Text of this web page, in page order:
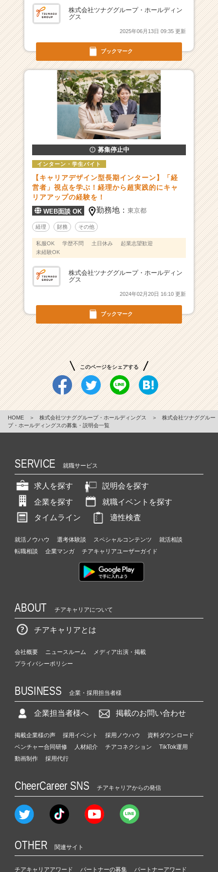
リ
ュ
カ
ン
パ
ニ
ー
で
す
|
ン
チ
ャ
ー・
成
長
企
業
か
カ
ウ
く
イ
チ
ア
ャ
リ
ア
e
e
r
e
r）
ブックマーク
株式会社ツナググループ・ホールディン
グス
2025年06月13日 09:35 更新
ブックマーク
募集停止中
インターン・学生バイト
【キャリアデザイン型長期インターン】「経
営者」視点を学ぶ！経理から超実践的にキャ
リアアップの経験を！
WEB面談 OK 勤務地：東京都
経理 財務 その他
私服OK 学歴不問 土日休み
起業志望歓迎
未経験OK
株式会社ツナググループ・ホールディン
グス
2024年02月20日 16:10 更新
このページをシェアする
HOME ＞ 株式会社ツナググループ・ホールディングス ＞
株式会社ツナググルー
プ・ホールディングスの募集・説明会一覧
SERVICE 就職サービス
求人を探す
説明会を探す
企業を探す
就職イベントを探す
タイムライン
適性検査
就活ノウハウ 選考体験談 スペシャルコンテンツ
就活相談
転職相談
企業マンガ チアキャリアユーザーガイド
ABOUT チアキャリアについて
チアキャリアとは
会社概要 ニュースルーム
メディア出演・掲載
プライバシーポリシー
BUSINESS 企業・採用担当者様
企業担当者様へ 掲載のお問い合わせ
掲載企業様の声 採用イベント 採用ノウハウ
資料ダウンロード
ベンチャー合同研修
人材紹介 チアコネクション
TikTok運用
動画制作
採用代行
CheerCareer SNS チアキャリアからの発信
OTHER 関連サイト
チアキャリアアワード パートナーの募集 パートナーアワード